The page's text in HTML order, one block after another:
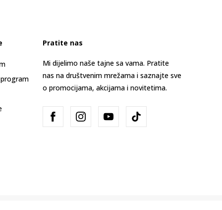
Pratite nas
Mi dijelimo naše tajne sa vama. Pratite
nas na društvenim mrežama i saznajte sve
o promocijama, akcijama i novitetima.